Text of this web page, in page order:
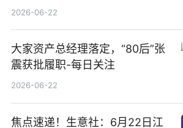
回580万股
2026-06-22
大家资产总经理落定，“80后”张
震获批履职-每日关注
2026-06-22
焦点速递！生意社：6月22日江